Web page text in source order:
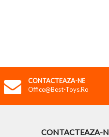
CONTACTEAZA-NE
Office@best-Toys.ro
CONTACTEAZA-